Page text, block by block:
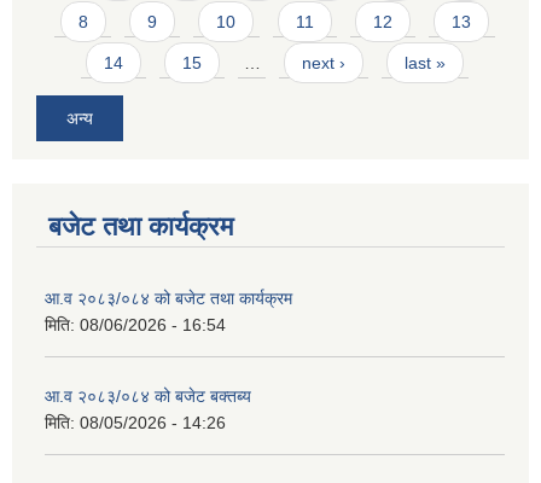
8 9 10 11 12 13
14 15 next › last »
अन्य
बजेट तथा कार्यक्रम
आ.व २०८३/०८४ को बजेट तथा कार्यक्रम
मिति: 08/06/2026 - 16:54
आ.व २०८३/०८४ को बजेट बक्तब्य
मिति: 08/05/2026 - 14:26